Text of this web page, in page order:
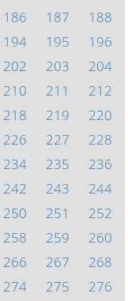
186 187
188
194 195
196
202 203
204
210 211
212
218 219
220
226 227
228
234 235
236
242 243
244
250 251
252
258 259
260
266 267
268
274 275
276